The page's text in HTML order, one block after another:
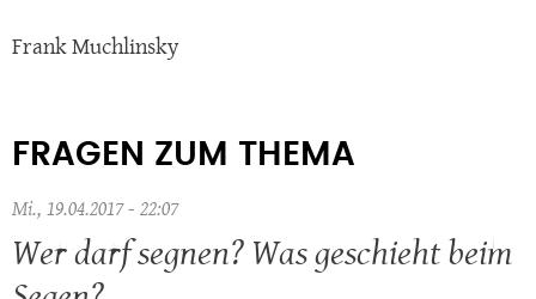
Frank Muchlinsky
FRAGEN ZUM THEMA
Mi., 19.04.2017 - 22:07
Wer darf segnen? Was geschieht beim